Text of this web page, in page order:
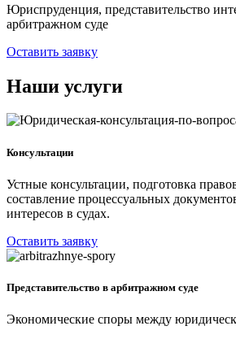
Юриспруденция, представительство
арбитражном суде
Оставить заявку
Наши услуги
Консультации
Устные консультации, подготовка
составление процессуальных
интересов в судах.
Оставить заявку
Представительство в арбитражном суде
Экономические споры между